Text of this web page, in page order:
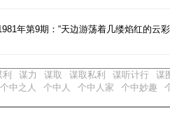
年第9期：“天边游荡着几缕焰红的云彩
利 谋力 谋取 谋取私利 谋听计行 谋
个中之人 个中人 个中人家 个中妙趣